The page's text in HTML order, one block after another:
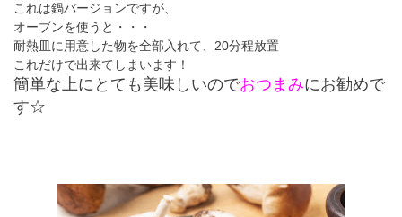
これは鍋バージョンですが、
オーブンを使うと・・・
耐熱皿に用意した物を全部入れて、 20分程放置
これだけで出来てしまいます！
簡単な上にとても美味しいのでおつまみにお勧めで
す☆